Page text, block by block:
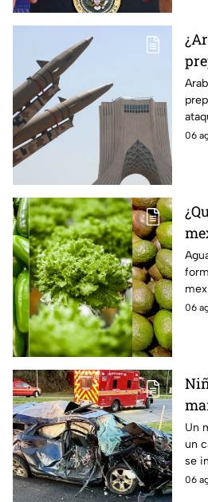
06
la
06
Un
un
se
06